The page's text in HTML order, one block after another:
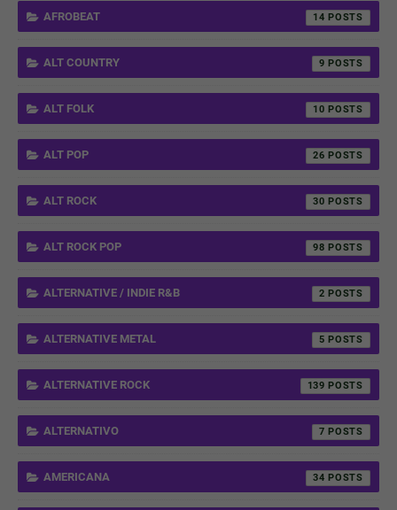
AFROBEAT 14
ALT COUNTRY 9
ALT FOLK 10
ALT POP 26
ALT ROCK 30
ALT ROCK POP 98
ALTERNATIVE / INDIE R&B 2
ALTERNATIVE METAL 5
ALTERNATIVE ROCK 139
ALTERNATIVO 7
AMERICANA 34